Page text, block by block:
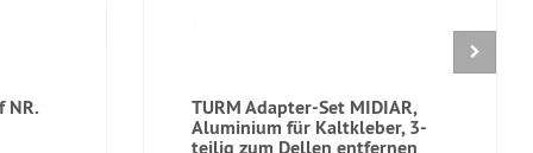
NR.
TURM Adapter-Set MIDIAR,
Aluminium für Kaltkleber, 3-
teilig zum Dellen entfernen